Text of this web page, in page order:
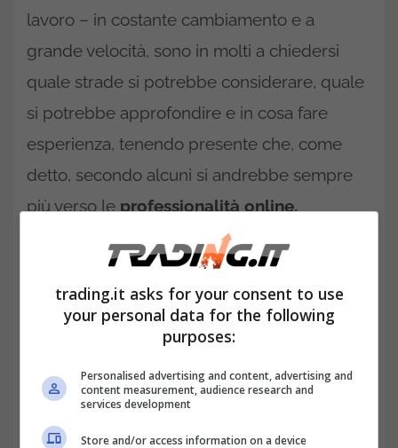
lavoro – in costante cambiamento e a
grande velocità, sono in molti a chiedersi
quale strade si potrebbe considerare, quale
si potrebbe approfondire e in cosa fare
esperienza, tenendo presente che, come
detto, secondo alcuni si andrebbe sempre
più verso le professionalità online.
trading.it asks for your consent to use
your personal data for the following
purposes:
Personalised advertising and content, advertising and
content measurement, audience research and
services development
Store and/or access information on a device